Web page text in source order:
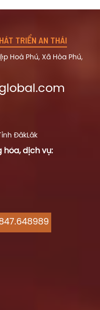
TRIỂN AN THÁI
Hoà Phú, Xã Hòa Phú,
ĐăkLăk
hóa, dịch vụ: